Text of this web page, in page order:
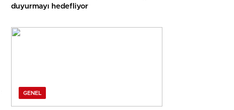
duyurmayı hedefliyor
GENEL